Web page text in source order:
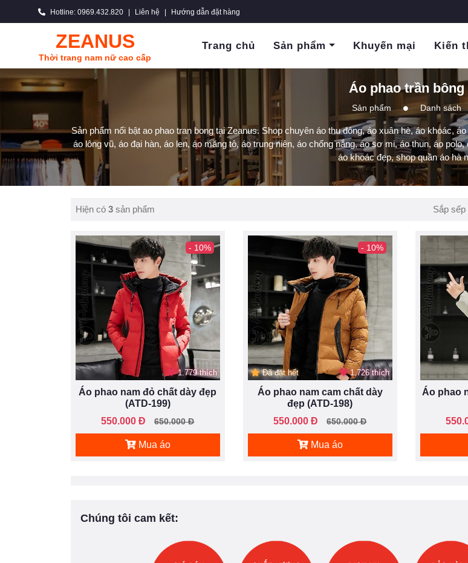
Hotline: 0969.432.820 Liên hệ Hướng dẫn đặt hàng
ZEANUS
Thời trang nam nữ cao cấp
Trang chủ Sản phẩm Khuyến mại Kiến
Áo phao trần bông
Sản phẩm Danh sách
Sản phẩm nổi bật ao phao tran bong tại Zeanus. Shop chuyên áo thu đông, áo xuân hè, áo khoác,
áo lông vũ, áo đại hàn, áo len, áo măng tô, áo trung niên, áo chống nắng, áo sơ mi, áo thun, áo
áo khoác đẹp, shop quần áo hà
Hiện có 3 sản phẩm Sắp
- 10%
1.779 thích
Áo phao nam đỏ chất dày đẹp
(ATD-199)
550.000 Đ
650.000 Đ
Mua áo
- 10%
Đã đặt hết 1.726 thích
Áo phao nam cam chất dày
đẹp (ATD-198)
550.000 Đ
650.000 Đ
Mua áo
Áo phao
Chúng tôi cam kết: